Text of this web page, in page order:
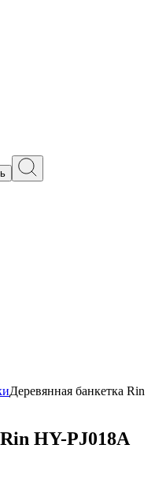
Деревянная банкетка Rin
HY-PJ018A